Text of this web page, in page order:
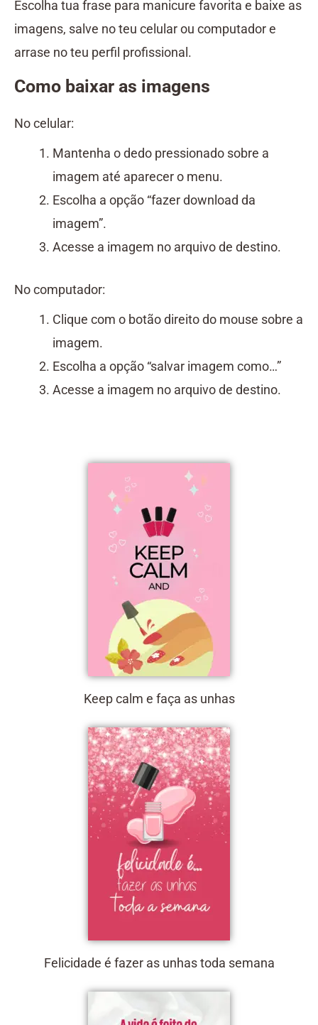
Escolha tua frase para manicure favorita e baixe as
imagens, salve no teu celular ou computador e
arrase no teu perfil profissional.
Como baixar as imagens
No celular:
Mantenha o dedo pressionado sobre a
imagem até aparecer o menu.
Escolha a opção “fazer download da
imagem”.
Acesse a imagem no arquivo de destino.
No computador:
Clique com o botão direito do mouse sobre a
imagem.
Escolha a opção “salvar imagem como…”
Acesse a imagem no arquivo de destino.
Keep calm e faça as unhas
Felicidade é fazer as unhas toda semana